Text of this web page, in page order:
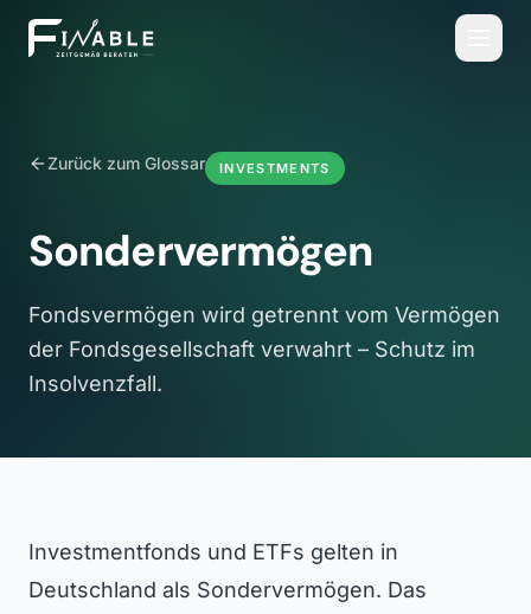
Zurück zum Glossar INVESTMENTS
Sondervermögen
Fondsvermögen wird getrennt vom Vermögen
der Fondsgesellschaft verwahrt – Schutz im
Insolvenzfall.
Investmentfonds und ETFs gelten in
Deutschland als Sondervermögen. Das